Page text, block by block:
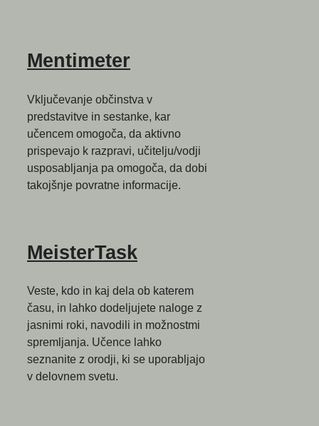
Mentimeter
Vključevanje občinstva v
predstavitve in sestanke, kar
učencem omogoča, da aktivno
prispevajo k razpravi, učitelju/vodji
usposabljanja pa omogoča, da dobi
takojšnje povratne informacije.
MeisterTask
Veste, kdo in kaj dela ob katerem
času, in lahko dodeljujete naloge z
jasnimi roki, navodili in možnostmi
spremljanja. Učence lahko
seznanite z orodji, ki se uporabljajo
v delovnem svetu.